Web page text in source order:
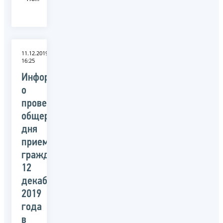
11.12.2019
16:25
Информация
о
проведении
общероссийского
дня
приема
граждан
12
декабря
2019
года
в